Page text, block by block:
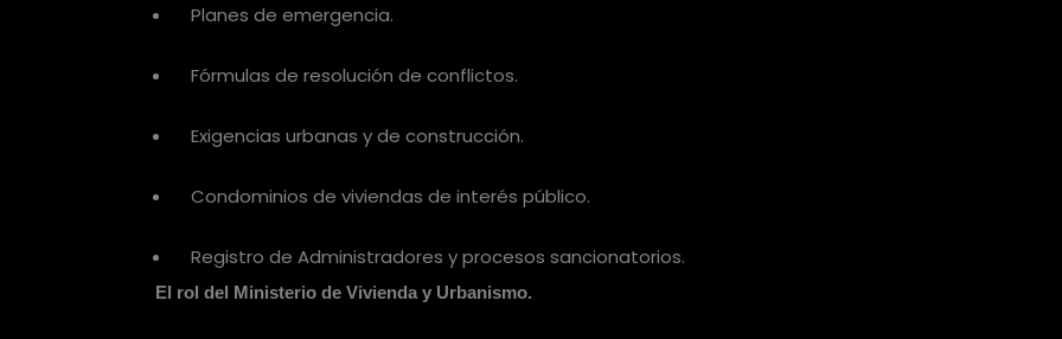
Planes de emergencia.
Fórmulas de resolución de conflictos.
Exigencias urbanas y de construcción.
Condominios de viviendas de interés público.
Registro de Administradores y procesos sancionatorios.
El rol del Ministerio de Vivienda y Urbanismo.